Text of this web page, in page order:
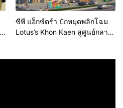
ซีพี แอ็กซ์ตร้า ปักหมุดพลิกโฉม
Lotus’s Khon Kaen สู่ศูนย์กลาง